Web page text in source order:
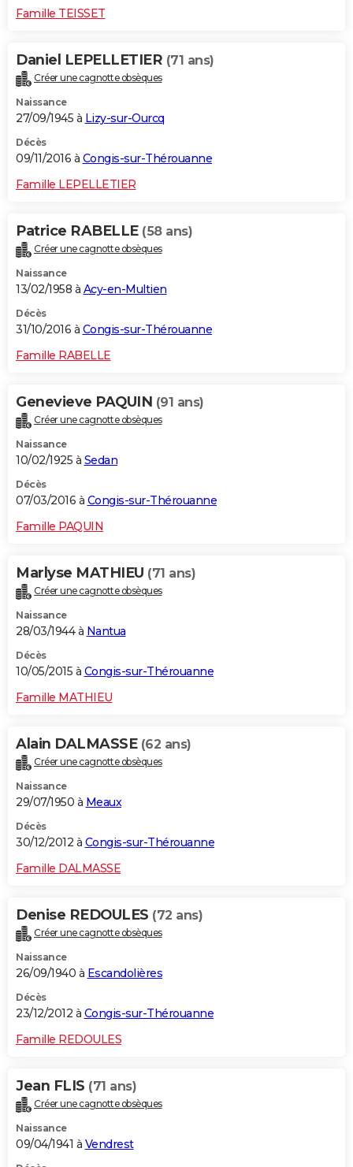
Famille TEISSET
Daniel LEPELLETIER (71 ans)
Créer une cagnotte obsèques
Naissance
27/09/1945 à Lizy-sur-Ourcq
Décès
09/11/2016 à Congis-sur-Thérouanne
Famille LEPELLETIER
Patrice RABELLE (58 ans)
Créer une cagnotte obsèques
Naissance
13/02/1958 à Acy-en-Multien
Décès
31/10/2016 à Congis-sur-Thérouanne
Famille RABELLE
Genevieve PAQUIN (91 ans)
Créer une cagnotte obsèques
Naissance
10/02/1925 à Sedan
Décès
07/03/2016 à Congis-sur-Thérouanne
Famille PAQUIN
Marlyse MATHIEU (71 ans)
Créer une cagnotte obsèques
Naissance
28/03/1944 à Nantua
Décès
10/05/2015 à Congis-sur-Thérouanne
Famille MATHIEU
Alain DALMASSE (62 ans)
Créer une cagnotte obsèques
Naissance
29/07/1950 à Meaux
Décès
30/12/2012 à Congis-sur-Thérouanne
Famille DALMASSE
Denise REDOULES (72 ans)
Créer une cagnotte obsèques
Naissance
26/09/1940 à Escandolières
Décès
23/12/2012 à Congis-sur-Thérouanne
Famille REDOULES
Jean FLIS (71 ans)
Créer une cagnotte obsèques
Naissance
09/04/1941 à Vendrest